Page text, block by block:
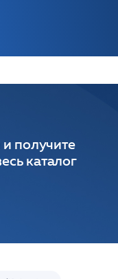
и получите
каталог